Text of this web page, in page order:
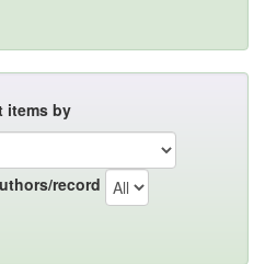
items by
record